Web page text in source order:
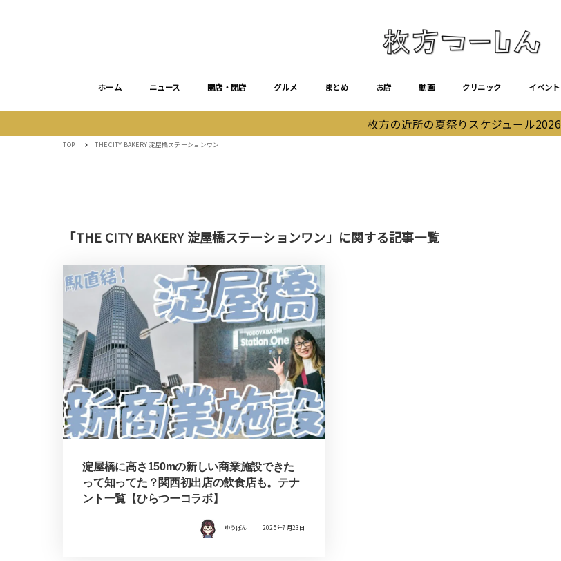
ホーム ニュース 開店・閉店 グルメ まとめ お店 動画 クリニック イベント
枚方の近所の夏祭りスケジュール2026
TOP THE CITY BAKERY 淀屋橋ステーションワン
「THE CITY BAKERY 淀屋橋ステーションワン」に関する記事一覧
淀屋橋に高さ150mの新しい商業施設できた
って知ってた？関西初出店の飲食店も。テナ
ント一覧【ひらつーコラボ】
ゆうぽん 2025年7月23日